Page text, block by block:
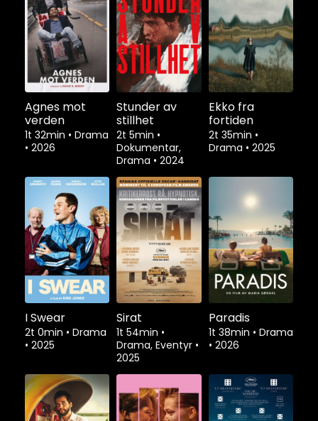
Agnes mot
verden
1t 32min • Drama
• 2026
Stunder av
stillhet
2t 5min •
Dokumentar,
Drama • 2024
Ekko fra
fortiden
2t 35min •
Drama • 2025
I Swear
2t 0min • Drama
• 2025
Sirat
1t 54min •
Drama, Eventyr •
2025
Paradis
1t 38min • Drama
• 2026